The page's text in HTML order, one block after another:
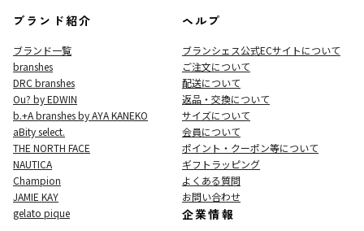
ブランド紹介
ブランド一覧
branshes
DRC branshes
Ou? by EDWIN
b.+A branshes by AYA KANEKO
aBity select.
THE NORTH FACE
NAUTICA
Champion
JAMIE KAY
gelato pique
ヘルプ
ブランシェス公式ECサイトについて
ご注文について
配送について
返品・交換について
サイズについて
会員について
ポイント・クーポン等について
ギフトラッピング
よくある質問
お問い合わせ
企業情報